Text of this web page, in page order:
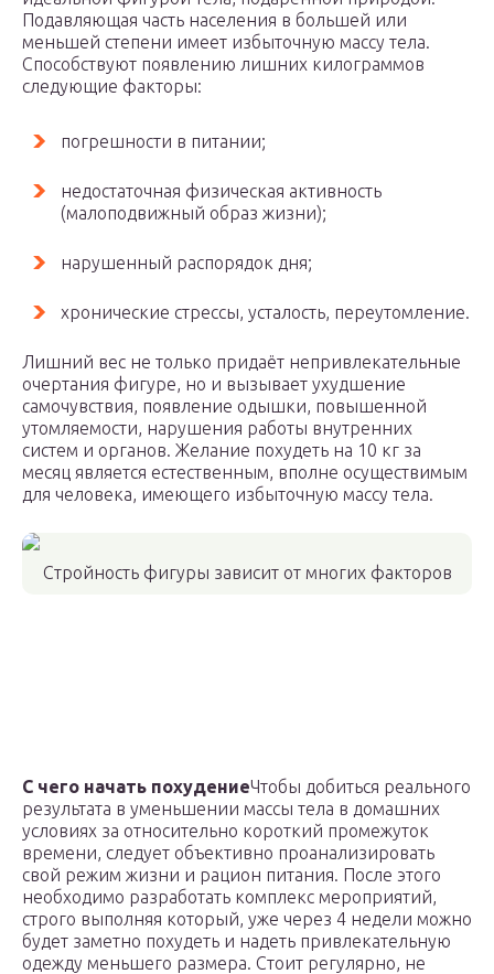
Подавляющая часть населения в большей или
меньшей степени имеет избыточную массу тела.
Способствуют появлению лишних килограммов
следующие факторы:
погрешности в питании;
недостаточная физическая активность
(малоподвижный образ жизни);
нарушенный распорядок дня;
хронические стрессы, усталость, переутомление.
Лишний вес не только придаёт непривлекательные
очертания фигуре, но и вызывает ухудшение
самочувствия, появление одышки, повышенной
утомляемости, нарушения работы внутренних
систем и органов. Желание похудеть на 10 кг за
месяц является естественным, вполне осуществимым
для человека, имеющего избыточную массу тела.
Стройность фигуры зависит от многих факторов
С чего начать похудениеЧтобы добиться реального
результата в уменьшении массы тела в домашних
условиях за относительно короткий промежуток
времени, следует объективно проанализировать
свой режим жизни и рацион питания. После этого
необходимо разработать комплекс мероприятий,
строго выполняя который, уже через 4 недели можно
будет заметно похудеть и надеть привлекательную
одежду меньшего размера. Стоит регулярно, не